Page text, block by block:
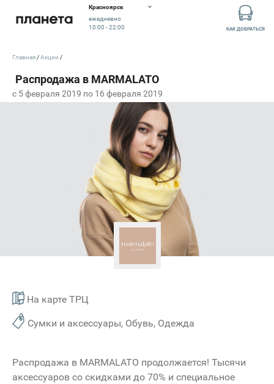
Красноярск
ежедневно
10:00 - 22:00
КАК ДОБРАТЬСЯ
c 5 февраля 2019 по 16 февраля 2019
На карте ТРЦ
Сумки и аксессуары, Обувь, Одежда
Главная Акции
Распродажа в MARMALATO продолжается! Тысячи
аксессуаров со скидками до 70% и специальное